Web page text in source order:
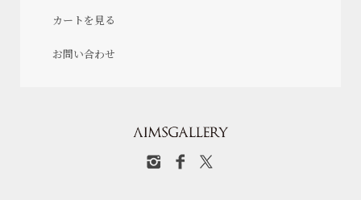
カートを見る
お問い合わせ